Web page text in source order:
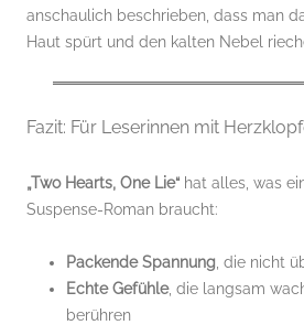
anschaulich beschrieben, dass man
Haut spürt und den kalten Nebel
Fazit: Für Leserinnen mit
„Two Hearts, One Lie“ hat alles, was
Suspense-Roman braucht:
Packende Spannung , die nicht
Echte Gefühle, die langsam
berühren